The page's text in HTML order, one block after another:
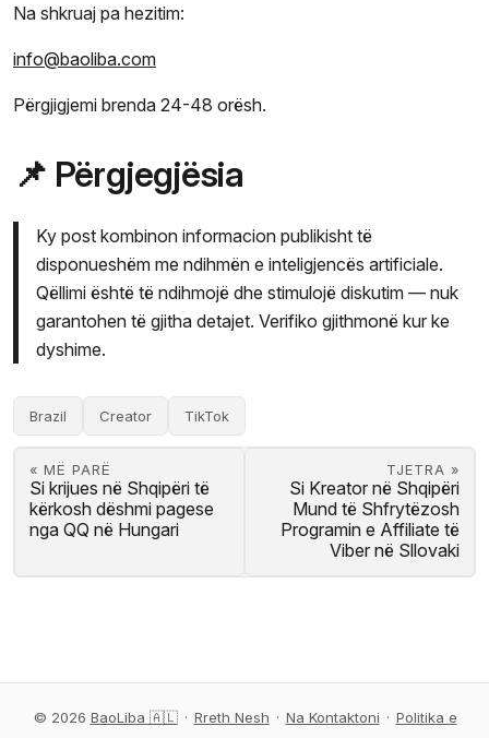
Na shkruaj pa hezitim:
info@baoliba.com
Përgjigjemi brenda 24-48 orësh.
📌 Përgjegjësia
Ky post kombinon informacion publikisht të
disponueshëm me ndihmën e inteligjencës artificiale.
Qëllimi është të ndihmojë dhe stimulojë diskutim — nuk
garantohen të gjitha detajet. Verifiko gjithmonë kur ke
dyshime.
Brazil Creator TikTok
« MË PARË
Si krijues në Shqipëri të
kërkosh dëshmi pagese
nga QQ në Hungari
TJETRA »
Si Kreator në Shqipëri
Mund të Shfrytëzosh
Programin e Affiliate të
Viber në Sllovaki
© 2026 BaoLiba 🇦🇱 · Rreth Nesh · Na Kontaktoni · Politika e